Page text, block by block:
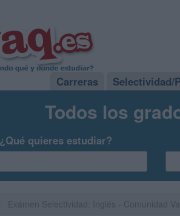
Carreras Selectividad/
Todos los
¿Qué quieres estudiar?